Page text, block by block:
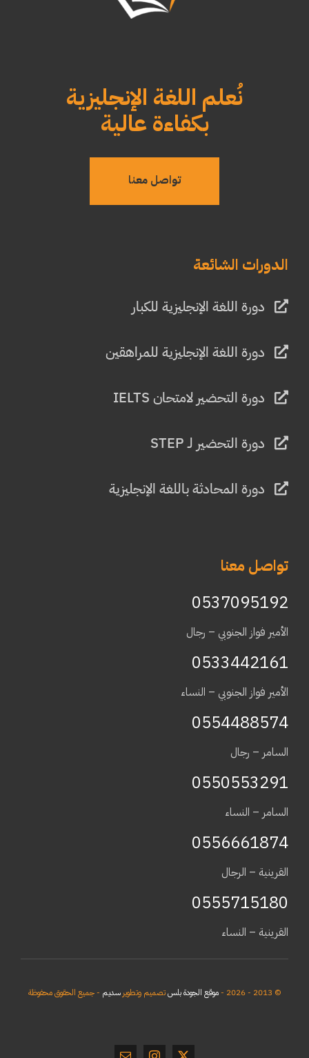
نُعلم اللغة الإنجليزية
بكفاءة عالية
تواصل معنا
الدورات الشائعة
دورة اللغة الإنجليزية للكبار
دورة اللغة الإنجليزية للمراهقين
دورة التحضير لامتحان IELTS
دورة التحضير لـ STEP
دورة المحادثة باللغة الإنجليزية
تواصل معنا
0537095192
الأمير فواز الجنوبي – رجال
0533442161
الأمير فواز الجنوبي – النساء
0554488574
السامر – رجال
0550553291
السامر – النساء
0556661874
القرينية – الرجال
0555715180
القرينية – النساء
© 2013 - 2026 - موقع الجودة بلستصميم وتطويرسديم - جميع الحقوق محفوظة